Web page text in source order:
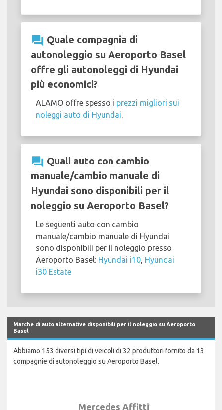
question_answer Quale compagnia di
autonoleggio su Aeroporto Basel
offre gli autonoleggi di Hyundai
più economici?
ALAMO offre spesso i prezzi migliori sui
noleggi auto di Hyundai.
question_answer Quali auto con cambio
manuale/cambio manuale di
Hyundai sono disponibili per il
noleggio su Aeroporto Basel?
Le seguenti auto con cambio
manuale/cambio manuale di Hyundai
sono disponibili per il noleggio presso
Aeroporto Basel: Hyundai i10, Hyundai
i30 Estate
Marche di auto alternative disponibili per il noleggio su Aeroporto
Basel
Abbiamo 153 diversi tipi di veicoli di 32 produttori fornito da 13
compagnie di autonoleggio su Aeroporto Basel.
Mercedes Affitti